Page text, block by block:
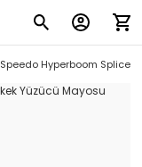
Speedo Hyperboom Splice